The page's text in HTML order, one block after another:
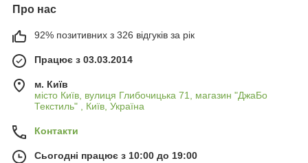
Про нас
92% позитивних з 326 відгуків за рік
Працює з 03.03.2014
м. Київ
місто Київ, вулиця Глибочицька 71, магазин "ДжаБо
Текстиль" , Київ, Україна
Контакти
Сьогодні працює з 10:00 до 19:00